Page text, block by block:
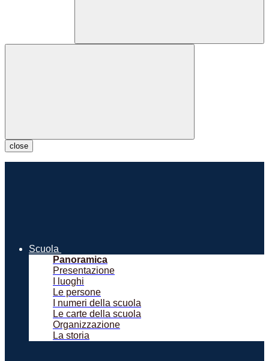
close
Scuola
Panoramica
Presentazione
I luoghi
Le persone
I numeri della scuola
Le carte della scuola
Organizzazione
La storia